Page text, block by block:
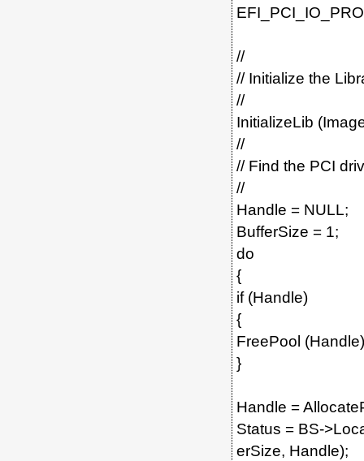
//
// Initialize the
//
InitializeLib
//
// Find the PCI
//
Handle = NULL;
BufferSize = 1;
do
{
if (Handle)
{
FreePool
}
Handle =
Status = BS-
erSize, Handle);